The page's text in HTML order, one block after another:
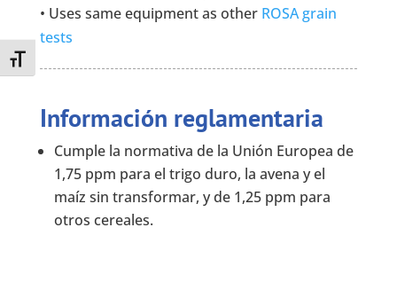
Toggle Font size
• Uses same equipment as other ROSA grain
tests
Información reglamentaria
Cumple la normativa de la Unión Europea de
1,75 ppm para el trigo duro, la avena y el
maíz sin transformar, y de 1,25 ppm para
otros cereales.